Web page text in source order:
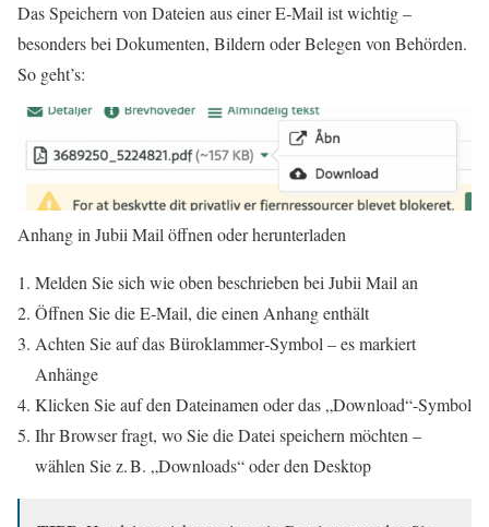
Das Speichern von Dateien aus einer E‑Mail ist wichtig –
besonders bei Dokumenten, Bildern oder Belegen von Behörden.
So geht’s:
Anhang in Jubii Mail öffnen oder herunterladen
Melden Sie sich wie oben beschrieben bei Jubii Mail an
Öffnen Sie die E‑Mail, die einen Anhang enthält
Achten Sie auf das Büroklammer‑Symbol – es markiert
Anhänge
Klicken Sie auf den Dateinamen oder das „Download“-Symbol
Ihr Browser fragt, wo Sie die Datei speichern möchten –
wählen Sie z. B. „Downloads“ oder den Desktop